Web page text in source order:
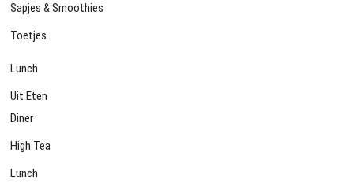
Sapjes & Smoothies
Toetjes
Lunch
Uit Eten
Diner
High Tea
Lunch